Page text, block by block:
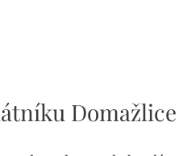
Domažlice